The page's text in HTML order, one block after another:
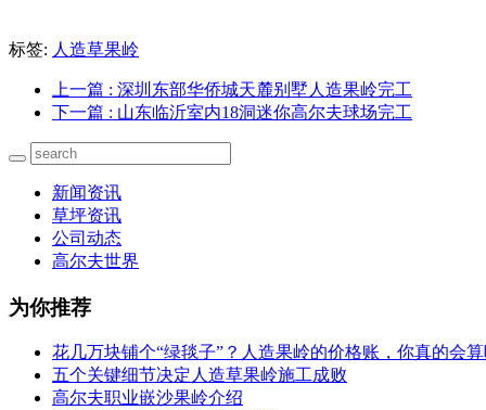
标签: 人造草果岭
上一篇 : 深圳东部华侨城天麓别墅人造果岭完工
下一篇 : 山东临沂室内18洞迷你高尔夫球场完工
新闻资讯
草坪资讯
公司动态
高尔夫世界
为你推荐
花几万块铺个“绿毯子”？人造果岭的价格账，你真的会
五个关键细节决定人造草果岭施工成败
高尔夫职业嵌沙果岭介绍